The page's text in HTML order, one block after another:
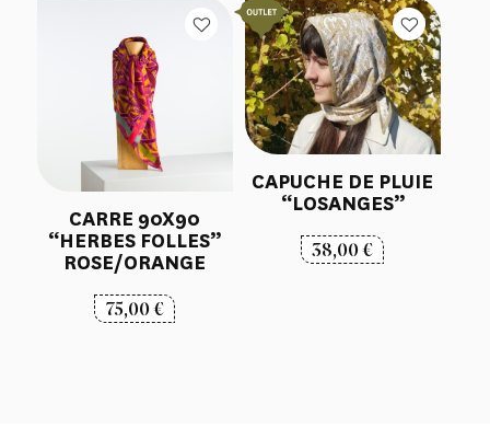
78,00 €
82,00 €
CARRE 90X90
“HERBES FOLLES”
ROSE/ORANGE
75,00€
CAPUCHE DE PLUIE
“LOSANGES”
38,00€